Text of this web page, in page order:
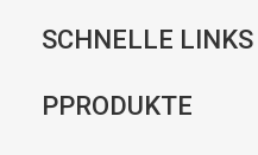
SCHNELLE LINKS
PPRODUKTE